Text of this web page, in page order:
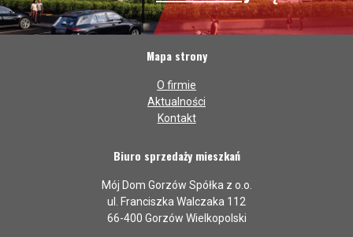
Mapa strony
O firmie
Aktualności
Kontakt
Biuro sprzedaży mieszkań
Mój Dom Gorzów Spółka z o.o.
ul. Franciszka Walczaka 112
66-400 Gorzów Wielkopolski